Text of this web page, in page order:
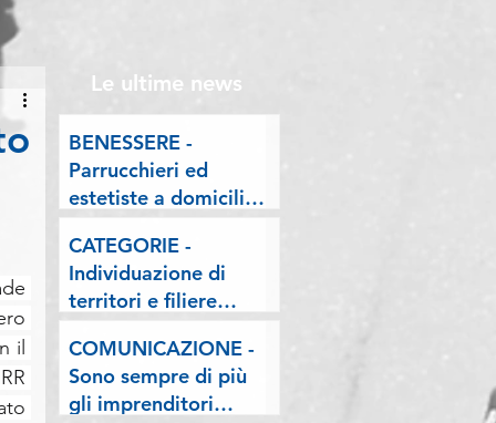
il
Le ultime news
BENESSERE -
Parrucchieri ed
estetiste a domicilio.
Esposto delle
Associazioni artigiane
lombarde: "Le regole
valgano per tutti"
CATEGORIE -
Individuazione di
territori e filiere
pilota nell'ambito del
"Programma V.E.R.A.
– Ecodesign etico e
valorizzazione delle
COMUNICAZIONE -
Sono sempre di più
gli imprenditori